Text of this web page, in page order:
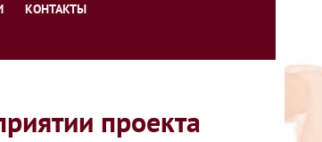
КОНТАКТЫ
проекта